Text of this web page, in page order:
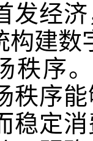
发经
构建
秩序
秩序
稳定